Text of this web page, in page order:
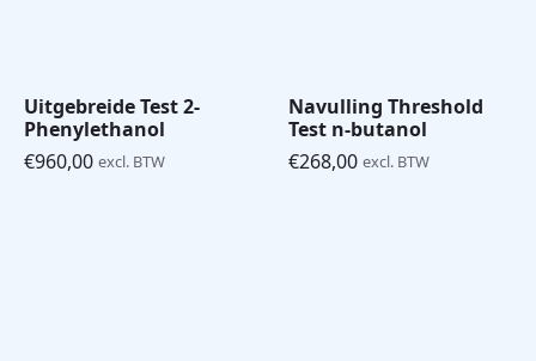
Uitgebreide Test 2-
Phenylethanol
€960,00 excl. BTW
Navulling Threshold
Test n-butanol
€268,00 excl. BTW